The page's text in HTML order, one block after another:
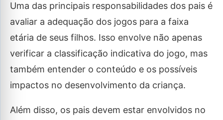
Uma das principais responsabilidades dos pais é
avaliar a adequação dos jogos para a faixa
etária de seus filhos. Isso envolve não apenas
verificar a classificação indicativa do jogo, mas
também entender o conteúdo e os possíveis
impactos no desenvolvimento da criança.
Além disso, os pais devem estar envolvidos no